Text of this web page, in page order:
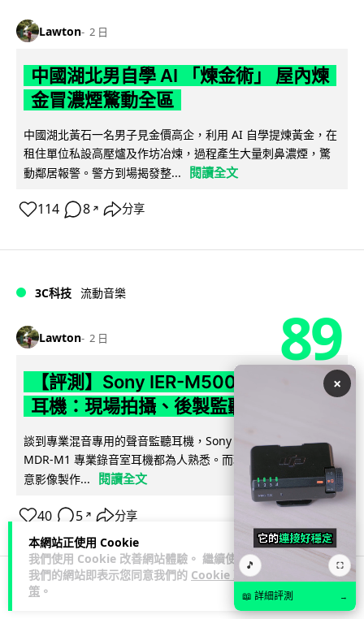
本網站正使用 Cookie
我們使用 Cookie 改善網站體驗。 繼續使用
我們的網站即表示您同意我們的 Cookie 政
策 。
Lawton 2 日
中國湖北男自學 AI 「煉金術」 屋內煉
金冒濃煙驚動全區
中國湖北黃石一名男子見金價高企，利用 AI 自學提煉黃金，在
租住單位私設高壓爐及作坊冶煉，過程產生大量刺鼻濃煙，驚
動鄰居報警。警方到場揭發整...
閱讀全文
114 8 ↗ 分享
3C科技 流動音樂
Lawton 2 日 89
【評測】Sony IER-M500 入耳式監聽
耳機：現場拍攝、後製監聽與人聲利器
談到專業混音專用的聲音監聽耳機，Sony 經典 MDR-7506 到
MDR-M1 專業錄音室耳機都為人熟悉。而現在舞台製作者與創
意影像製作...
閱讀全文
40 5 ↗ 分享
科技娛樂
×
🎵 ⛶
📖 詳細評測 →